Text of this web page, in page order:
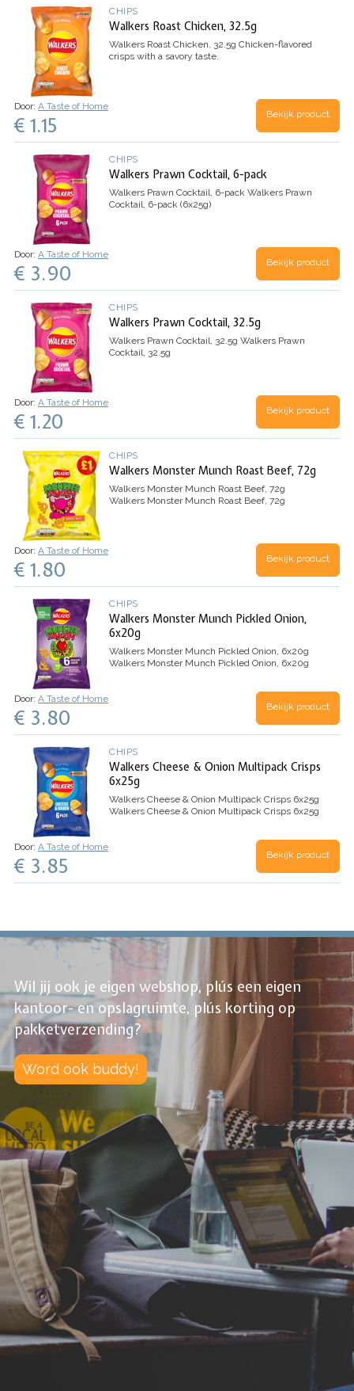
CHIPS
Walkers Roast Chicken, 32.5g
Walkers Roast Chicken, 32.5g Chicken-flavored
crisps with a savory taste.
Door: A Taste of Home
€ 1.15 Bekijk product
CHIPS
Walkers Prawn Cocktail, 6-pack
Walkers Prawn Cocktail, 6-pack Walkers Prawn
Cocktail, 6-pack (6x25g)
Door: A Taste of Home
€ 3.90 Bekijk product
CHIPS
Walkers Prawn Cocktail, 32.5g
Walkers Prawn Cocktail, 32.5g Walkers Prawn
Cocktail, 32.5g
Door: A Taste of Home
€ 1.20 Bekijk product
CHIPS
Walkers Monster Munch Roast Beef, 72g
Walkers Monster Munch Roast Beef, 72g
Walkers Monster Munch Roast Beef, 72g
Door: A Taste of Home
€ 1.80 Bekijk product
CHIPS
Walkers Monster Munch Pickled Onion,
6x20g
Walkers Monster Munch Pickled Onion, 6x20g
Walkers Monster Munch Pickled Onion, 6x20g
Door: A Taste of Home
€ 3.80 Bekijk product
CHIPS
Walkers Cheese & Onion Multipack Crisps
6x25g
Walkers Cheese & Onion Multipack Crisps 6x25g
Walkers Cheese & Onion Multipack Crisps 6x25g
Door: A Taste of Home
€ 3.85 Bekijk product
Wil jij ook je eigen webshop, plús een eigen
kantoor- en opslagruimte, plús korting op
pakketverzending?
Word ook buddy!